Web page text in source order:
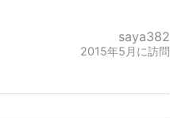
saya382
2015年5月に訪問